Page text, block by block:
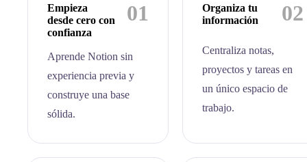
01
Empieza
desde cero con
confianza
Aprende Notion sin
experiencia previa y
construye una base
sólida.
02
Organiza tu
información
Centraliza notas,
proyectos y tareas en
un único espacio de
trabajo.